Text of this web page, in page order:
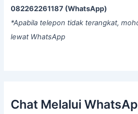
082262261187 (WhatsApp)
*Apabila telepon tidak terangkat,
lewat WhatsApp
Chat Melalui